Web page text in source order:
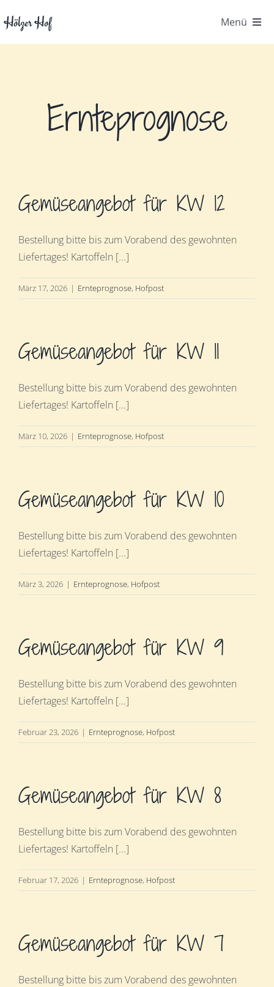
Inhalt
springen
Hölzer Hof Menü
Gemüsekiste
FAQ
Hofpost
Ernteprognose
Gemüseangebot für KW 12
Bestellung bitte bis zum Vorabend des gewohnten
Liefertages! Kartoffeln [...]
März 17, 2026 | Ernteprognose, Hofpost
Gemüseangebot für KW 11
Bestellung bitte bis zum Vorabend des gewohnten
Liefertages! Kartoffeln [...]
März 10, 2026 | Ernteprognose, Hofpost
Gemüseangebot für KW 10
Bestellung bitte bis zum Vorabend des gewohnten
Liefertages! Kartoffeln [...]
März 3, 2026 | Ernteprognose, Hofpost
Gemüseangebot für KW 9
Bestellung bitte bis zum Vorabend des gewohnten
Liefertages! Kartoffeln [...]
Februar 23, 2026 | Ernteprognose, Hofpost
Gemüseangebot für KW 8
Bestellung bitte bis zum Vorabend des gewohnten
Liefertages! Kartoffeln [...]
Februar 17, 2026 | Ernteprognose, Hofpost
Gemüseangebot für KW 7
Bestellung bitte bis zum Vorabend des gewohnten